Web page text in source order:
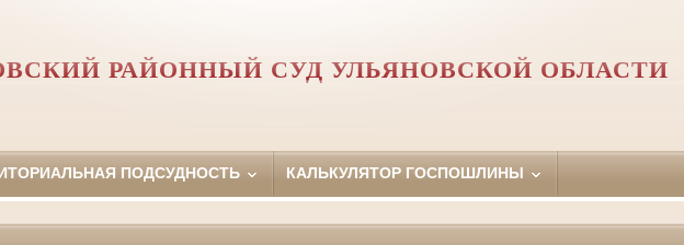
РАЙОННЫЙ СУД УЛЬЯНОВСКОЙ ОБЛАСТИ
ПОДСУДНОСТЬ КАЛЬКУЛЯТОР ГОСПОШЛИНЫ